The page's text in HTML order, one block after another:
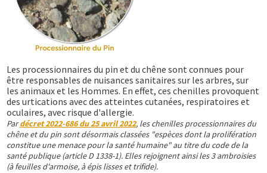
Les processionnaires du pin et du chêne sont connues pour
être responsables de nuisances sanitaires sur les arbres, sur
les animaux et les Hommes. En effet, ces chenilles provoquent
des urtications avec des atteintes cutanées, respiratoires et
oculaires, avec risque d'allergie.
Pardécret 2022-686 du 25 avril 2022, les chenilles processionnaires du
chêne et du pin sont désormais classées "espèces dont la prolifération
constitue une menace pour la santé humaine" au titre du code de la
santé publique (article D 1338-1). Elles rejoignent ainsi les 3 ambroisies
(à feuilles d'armoise, à épis lisses et trifide).